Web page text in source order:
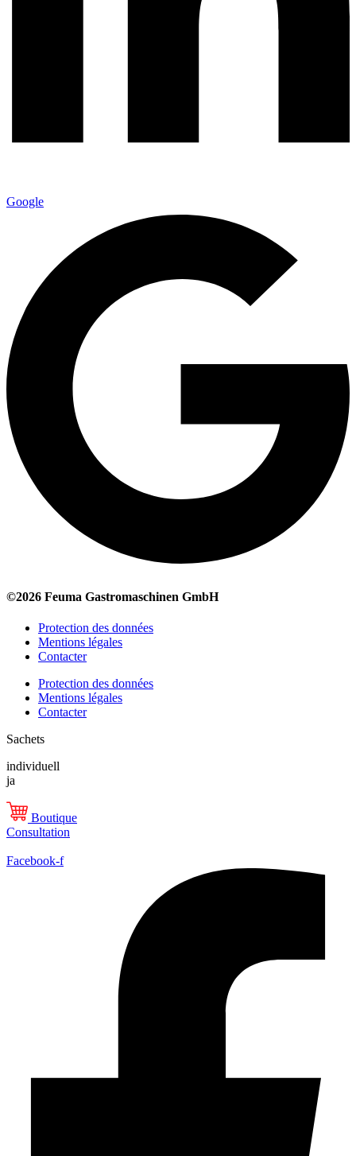
Google
©2026 Feuma Gastromaschinen GmbH
Protection des données
Mentions légales
Contacter
Protection des données
Mentions légales
Contacter
Sachets
individuell
ja
Boutique
Consultation
Facebook-f